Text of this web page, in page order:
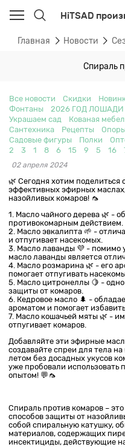
HiTSAD
Главная Новости
Спираль
Все новости Скидки
Фонтаны
2026 ГОД ЛОШАДИ
Украшаем сад
Кованая
Сантехника
Рецепты Опоры
Садовые фигуры
Полки
2
3 1 8 6 15 9 5 16
02 апреля 2024
🌿 Сегодня хотим
эффективных эфирных
назойливых комаров! 🦟
1. Масло чайного дерева 🌿 -
противокомарным действием.
2. Масло эвкалипта 🌱 -
и отпугивает насекомых.
3. Масло лаванды 💜 - помимо
масло лаванды является
4. Масло розмарина 🌿 - его
помогает отпугивать
5. Масло цитронеллы 🍋 -
защиты от комаров.
6. Кедровое масло 🌲 -
ароматом и помогает
7. Масло кошачьей мяты 🌿 -
отпугивает комаров.
Добавляйте эти эфирные
создавайте спреи для тела
летом без досадных укусов
уже пробовали использовать
опытом! 💬🦟
Спираль против комаров –
способов защиты от
собой спиральную катушку,
материалов, содержащих
инсектициды, действующие